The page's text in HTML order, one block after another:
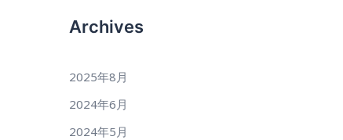
Archives
2025年8月
2024年6月
2024年5月